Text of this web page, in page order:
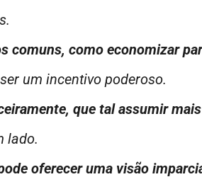
comuns, como economizar
um incentivo poderoso.
que tal assumir
lado.
oferecer uma visão